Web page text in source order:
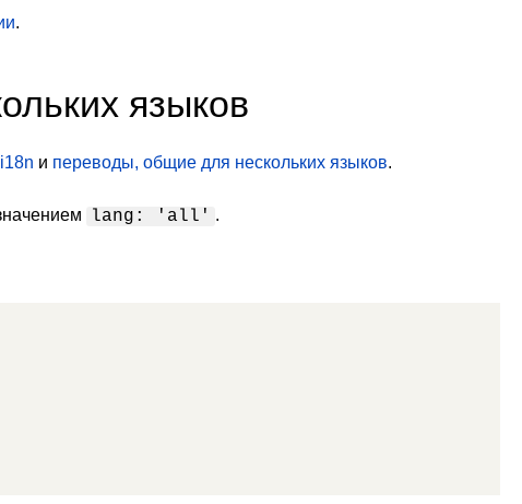
.
языков
и переводы, общие для нескольких языков.
lang: 'all' .